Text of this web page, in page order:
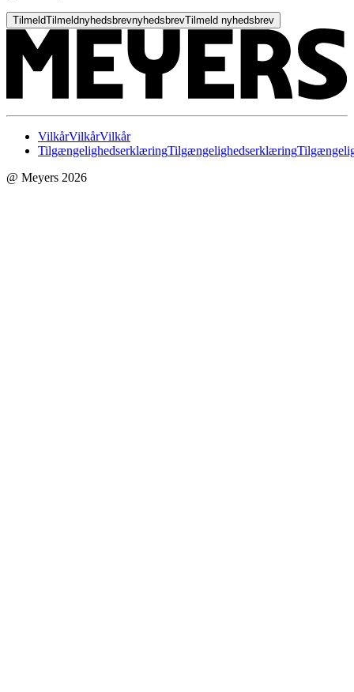
TilmeldTilmeldnyhedsbrevnyhedsbrevTilmeld nyhedsbrev
VilkårVilkårVilkår
TilgængelighedserklæringTilgængelighedserklæring
@ Meyers 2026